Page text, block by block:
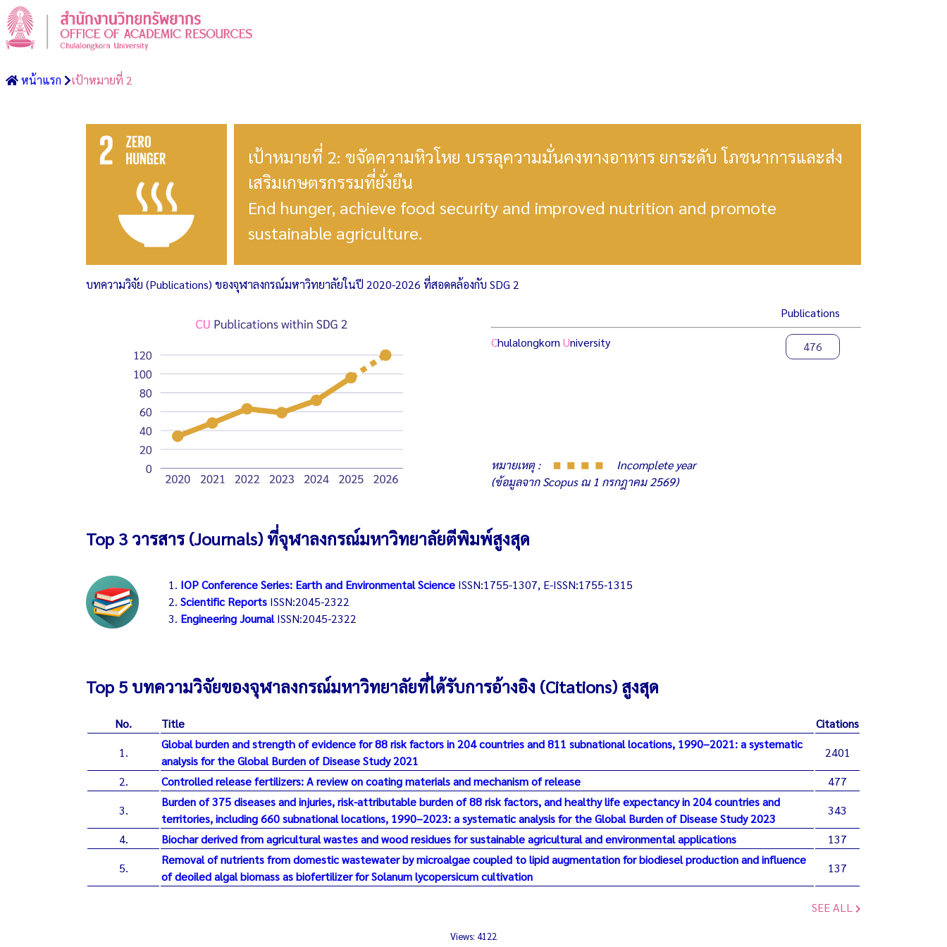
หน้าแรก เป้าหมายที่ 2
เป้าหมายที่ 2: ขจัดความหิวโหย บรรลุความมั่นคงทางอาหาร ยกระดับ โภชนาการและส่ง
เสริมเกษตรกรรมที่ยั่งยืน
End hunger, achieve food security and improved nutrition and promote
sustainable agriculture.
บทความวิจัย (Publications) ของจุฬาลงกรณ์มหาวิทยาลัยในปี 2020-2026 ที่สอดคล้องกับ SDG 2
Publications
Chulalongkorn University 476
หมายเหตุ :
Incomplete year
(ข้อมูลจาก Scopus ณ 1 กรกฎาคม 2569)
Top 3 วารสาร (Journals) ที่จุฬาลงกรณ์มหาวิทยาลัยตีพิมพ์สูงสุด
IOP Conference Series: Earth and Environmental ScienceISSN:1755-1307, E-ISSN:1755-1315
Scientific ReportsISSN:2045-2322
Engineering JournalISSN:2045-2322
Top 5 บทความวิจัยของจุฬาลงกรณ์มหาวิทยาลัยที่ได้รับการอ้างอิง (Citations) สูงสุด
No. Title
Citations
1.
Global burden and strength of evidence for 88 risk factors in 204 countries and 811 subnational locations, 1990–2021: a systematic
analysis for the Global Burden of Disease Study 2021
2401
2.
Controlled release fertilizers: A review on coating materials and mechanism of release
477
3.
Burden of 375 diseases and injuries, risk-attributable burden of 88 risk factors, and healthy life expectancy in 204 countries and
territories, including 660 subnational locations, 1990–2023: a systematic analysis for the Global Burden of Disease Study 2023
343
4.
Biochar derived from agricultural wastes and wood residues for sustainable agricultural and environmental applications
137
5.
Removal of nutrients from domestic wastewater by microalgae coupled to lipid augmentation for biodiesel production and influence
of deoiled algal biomass as biofertilizer for Solanum lycopersicum cultivation
137
SEE ALL
Views: 4122